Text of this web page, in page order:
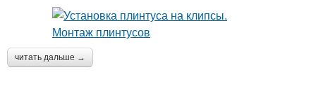
читать дальше →